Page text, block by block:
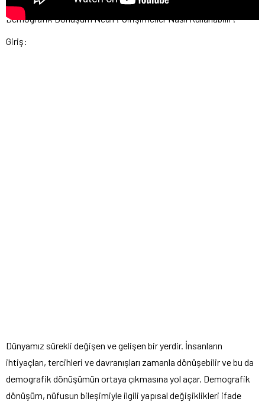
Demografik Dönüşüm Nedir? Girişimciler Nasıl Kullanabilir?
Giriş:
Dünyamız sürekli değişen ve gelişen bir yerdir. İnsanların
ihtiyaçları, tercihleri ve davranışları zamanla dönüşebilir ve bu da
demografik dönüşümün ortaya çıkmasına yol açar. Demografik
dönüşüm, nüfusun bileşimiyle ilgili yapısal değişiklikleri ifade